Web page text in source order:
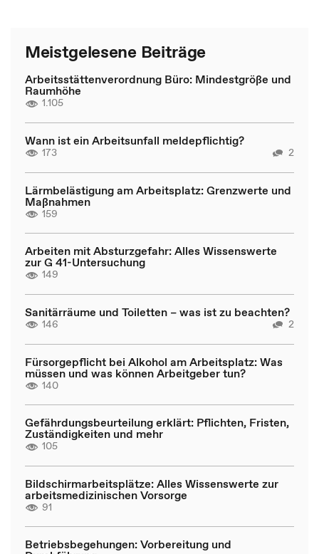
Meistgelesene Beiträge
Arbeitsstättenverordnung Büro: Mindestgröße und
Raumhöhe
1.105
Wann ist ein Arbeitsunfall meldepflichtig?
173 2
Lärmbelästigung am Arbeitsplatz: Grenzwerte und
Maßnahmen
159
Arbeiten mit Absturzgefahr: Alles Wissenswerte
zur G 41-Untersuchung
149
Sanitärräume und Toiletten – was ist zu beachten?
146 2
Fürsorgepflicht bei Alkohol am Arbeitsplatz: Was
müssen und was können Arbeitgeber tun?
140
Gefährdungsbeurteilung erklärt: Pflichten, Fristen,
Zuständigkeiten und mehr
105
Bildschirmarbeitsplätze: Alles Wissenswerte zur
arbeitsmedizinischen Vorsorge
91
Betriebsbegehungen: Vorbereitung und